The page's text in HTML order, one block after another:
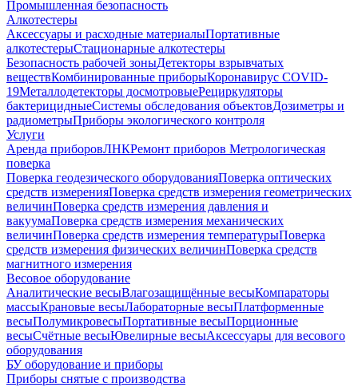
Промышленная безопасность
Алкотестеры
Аксессуары и расходные материалыПортативные
алкотестерыСтационарные алкотестеры
Безопасность рабочей зоныДетекторы взрывчатых
веществКомбинированные приборыКоронавирус COVID-
19Металлодетекторы досмотровыеРециркуляторы
бактерицидныеСистемы обследования объектовДозиметры и
радиометрыПриборы экологического контроля
Услуги
Аренда приборовЛНКРемонт приборов Метрологическая
поверка
Поверка геодезического оборудованияПоверка оптических
средств измеренияПоверка средств измерения геометрических
величинПоверка средств измерения давления и
вакуумаПоверка средств измерения механических
величинПоверка средств измерения температурыПоверка
средств измерения физических величинПоверка средств
магнитного измерения
Весовое оборудование
Аналитические весыВлагозащищённые весыКомпараторы
массыКрановые весыЛабораторные весыПлатформенные
весыПолумикровесыПортативные весыПорционные
весыСчётные весыЮвелирные весыАксессуары для весового
оборудования
БУ оборудование и приборы
Приборы снятые с производства